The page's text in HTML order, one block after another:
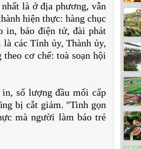
là ở địa phương, vẫn
hiện thực: hàng chục
in, báo điện tử, đài phát
các Tỉnh ủy, Thành ủy,
cơ chế: toà soạn hội
số lượng đầu mối cấp
bị cắt giảm. "Tinh gọn
mà người làm báo trẻ